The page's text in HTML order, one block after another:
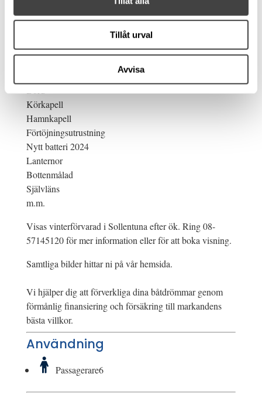
Tillåt urval
Avvisa
Lowrance Plotter med sjökort samt ekolod
Badstege
Körkapell
Hamnkapell
Förtöjningsutrustning
Nytt batteri 2024
Lanternor
Bottenmålad
Självläns
m.m.
Visas vinterförvarad i Sollentuna efter ök. Ring 08-
57145120 för mer information eller för att boka visning.
Samtliga bilder hittar ni på vår hemsida.
Vi hjälper dig att förverkliga dina båtdrömmar genom
förmånlig finansiering och försäkring till markandens
bästa villkor.
Användning
Passagerare6